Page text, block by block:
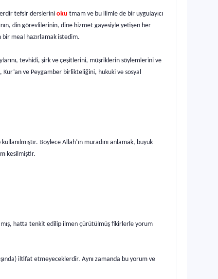
tefsir derslerinioku tmam ve bu ilimle de bir uygulayıcı
din görevlilerinin, dine hizmet gayesiyle yetişen her
bir meal hazırlamak istedim.
tevhidi, şirk ve çeşitlerini, müşriklerin söylemlerini ve
Kur’an ve Peygamber birlikteliğini, hukuki ve sosyal
Böylece Allah’ın muradını anlamak, büyük
kesilmiştir.
hatta tenkit edilip ilmen çürütülmüş fikirlerle yorum
iltifat etmeyeceklerdir. Aynı zamanda bu yorum ve